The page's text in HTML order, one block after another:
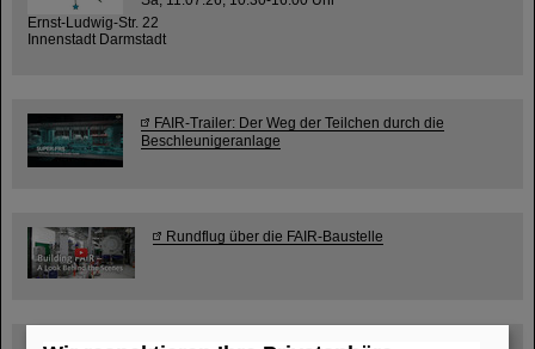
Ernst-Ludwig-Str. 22
Innenstadt Darmstadt
FAIR-Trailer: Der Weg der Teilchen durch die
Beschleunigeranlage
Rundflug über die FAIR-Baustelle